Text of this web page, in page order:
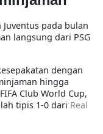
pada bulan
langsung dari PSG
dengan
hingga
Club World Cup,
tipis 1-0 dari Real